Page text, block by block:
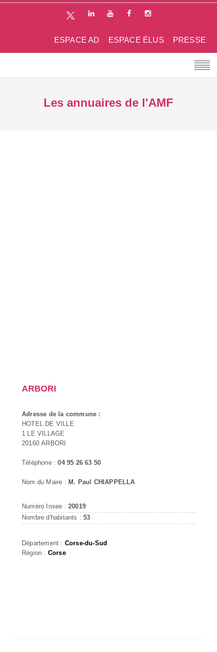
PRESSE
ESPACE ÉLUS
ESPACE AD
Les annuaires de l'AMF
ARBORI
Adresse de la commune :
HOTEL DE VILLE
1 LE VILLAGE
20160 ARBORI
Téléphone :04 95 26 63 50
Nom du Maire : M. Paul CHIAPPELLA
Numéro Insee : 20019
Nombre d'habitants :53
Département : Corse-du-Sud
Région : Corse